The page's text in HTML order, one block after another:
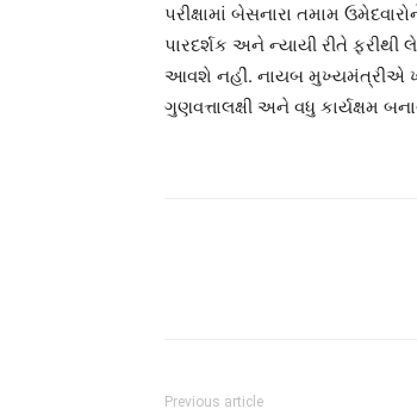
પરીક્ષામાં બેસનારા તમામ
પારદર્શક અને ન્યાયી રીતે
આવશે નહીં. નાયબ મુખ્યમંત્રીએ
ગુણવત્તાલક્ષી અને વધુ કાર્યક્ષમ
Previous article